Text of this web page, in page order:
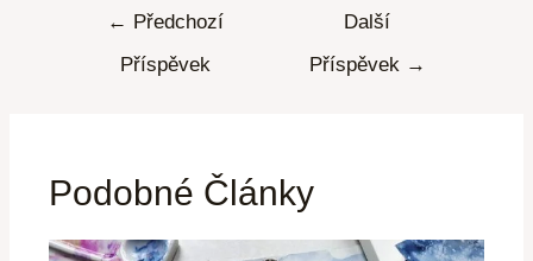
← Předchozí
Příspěvek
Další
Příspěvek →
Podobné Články